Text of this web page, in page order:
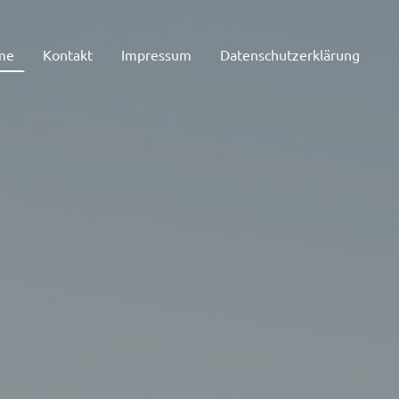
Kontakt Impressum Datenschutzerklärung